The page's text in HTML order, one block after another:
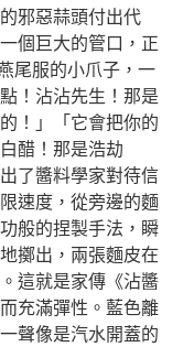
邪惡蒜頭付出代
個巨大的管口，正
尾服的小爪子，一
！沾沾先生！那是
！」「它會把你的
醋！那是浩劫
了醬料學家對待信
速度，從旁邊的麵
般的捏製手法，瞬
擲出，兩張麵皮在
這就是家傳《沾醬
充滿彈性。藍色離
聲像是汽水開蓋的